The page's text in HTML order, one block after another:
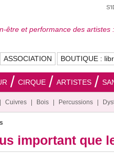
être et performance des artistes :
ASSOCIATION BOUTIQUE :
CIRQUE ARTISTES
Cuivres Bois Percussions
important que